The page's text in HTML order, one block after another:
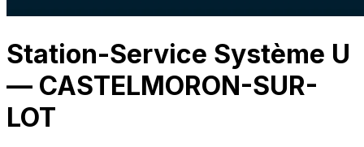
Station-Service Système U
— CASTELMORON-SUR-
LOT